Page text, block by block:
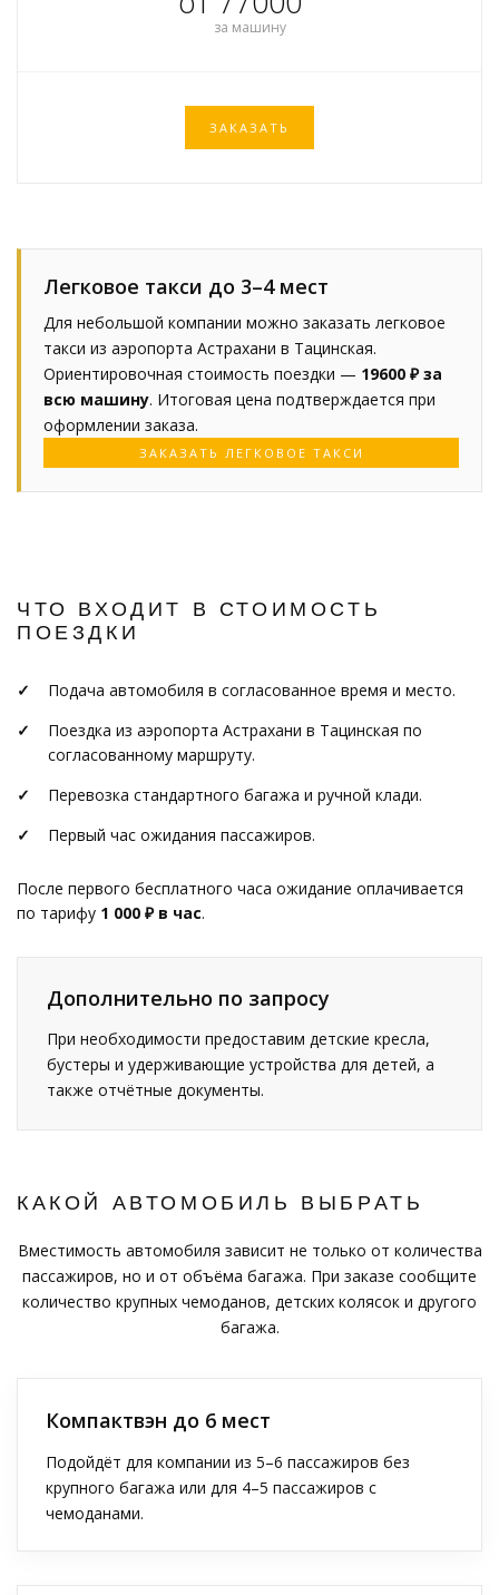
за машину
ЗАКАЗАТЬ
Легковое такси до 3–4 мест
Для небольшой компании можно заказать легковое
такси из аэропорта Астрахани в Тацинская.
Ориентировочная стоимость поездки — 19600 ₽ за
всю машину. Итоговая цена подтверждается при
оформлении заказа.
ЗАКАЗАТЬ ЛЕГКОВОЕ ТАКСИ
ЧТО ВХОДИТ В СТОИМОСТЬ
ПОЕЗДКИ
Подача автомобиля в согласованное время и место.
Поездка из аэропорта Астрахани в Тацинская по
согласованному маршруту.
Перевозка стандартного багажа и ручной клади.
Первый час ожидания пассажиров.
После первого бесплатного часа ожидание оплачивается
по тарифу 1 000 ₽ в час.
Дополнительно по запросу
При необходимости предоставим детские кресла,
бустеры и удерживающие устройства для детей, а
также отчётные документы.
КАКОЙ АВТОМОБИЛЬ ВЫБРАТЬ
Вместимость автомобиля зависит не только от количества
пассажиров, но и от объёма багажа. При заказе сообщите
количество крупных чемоданов, детских колясок и другого
багажа.
Компактвэн до 6 мест
Подойдёт для компании из 5–6 пассажиров без
крупного багажа или для 4–5 пассажиров с
чемоданами.